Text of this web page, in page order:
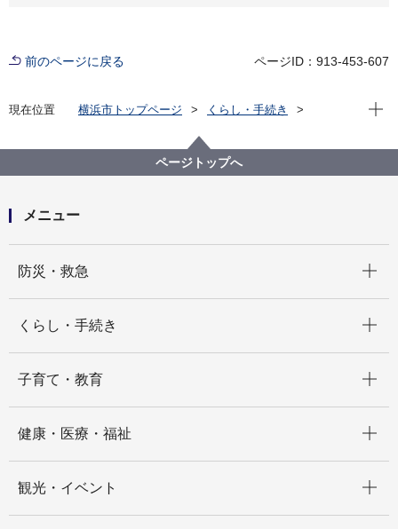
前のページに戻る ページID：913-453-607
現在位置 横浜市トップページ
くらし・手続き
横浜市の図書館（横浜市立図書館年報）
横浜市の図書館（横浜市立図書館年報）2013
現在
ページトップへ
メニュー
防災・救急
くらし・手続き
子育て・教育
健康・医療・福祉
観光・イベント